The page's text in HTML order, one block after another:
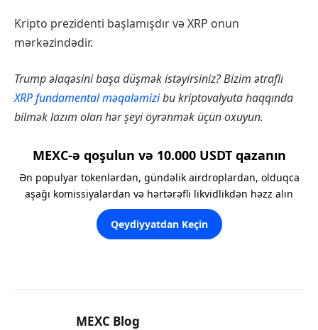
Kripto prezidenti başlamışdır və XRP onun
mərkəzindədir.
Trump əlaqəsini başa düşmək istəyirsiniz? Bizim ətraflı
XRP fundamental məqaləmizibu kriptovalyuta haqqında
bilmək lazım olan hər şeyi öyrənmək üçün oxuyun.
MEXC-ə qoşulun və 10.000 USDT qazanın
Ən populyar tokenlərdən, gündəlik airdroplardan, olduqca
aşağı komissiyalardan və hərtərəfli likvidlikdən həzz alın
Qeydiyyatdan Keçin
MEXC Blog